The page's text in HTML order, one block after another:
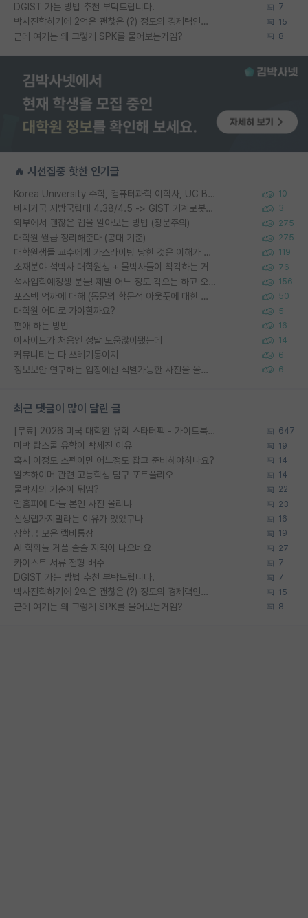
DGIST 가는 방법 추천 부탁드립니다. 7
박사진학하기에 2억은 괜찮은 (?) 정도의 경제력인가요 15
근데 여기는 왜 그렇게 SPK를 물어보는거임? 8
🔥 시선집중 핫한 인기글
Korea University 수학, 컴퓨터과학 이학사, UC Berkeley 산업공학 대학원 공학박사가 되는 것은 쉽지 않겠죠? 10
비지거국 지방국립대 4.38/4.5 -> GIST 기계로봇공학과 석사 3
외부에서 괜찮은 랩을 알아보는 방법 (장문주의) 275
대학원 월급 정리해준다 (공대 기준) 275
대학원생들 교수에게 가스라이팅 당한 것은 이해가 갑니다. 안타깝네요. 119
소재분야 석박사 대학원생 + 물박사들이 착각하는 거 76
석사입학예정생 분들! 제발 어느 정도 각오는 하고 오세요. 156
포스텍 억까에 대해 (동문의 학문적 아웃풋에 대한 반박) 50
대학원 어디로 가야할까요? 5
편애 하는 방법 16
이사이트가 처음엔 정말 도움많이됐는데 14
커뮤니티는 다 쓰레기통이지 6
정보보안 연구하는 입장에선 식별가능한 사진을 올리는건 비추이긴함 6
최근 댓글이 많이 달린 글
[무료] 2026 미국 대학원 유학 스타터팩 - 가이드북 & 합격자 컨택메일 템플릿 647
미박 탑스쿨 유학이 빡세진 이유 19
혹시 이정도 스펙이면 어느정도 잡고 준비해야하나요? 14
알츠하이머 관련 고등학생 탐구 포트폴리오 14
물박사의 기준이 뭐임? 22
랩홈피에 다들 본인 사진 올리냐 23
신생랩가지말라는 이유가 있었구나 16
장학금 모은 랩비통장 19
AI 학회들 거품 슬슬 지적이 나오네요 27
카이스트 서류 전형 배수 7
DGIST 가는 방법 추천 부탁드립니다. 7
박사진학하기에 2억은 괜찮은 (?) 정도의 경제력인가요 15
근데 여기는 왜 그렇게 SPK를 물어보는거임? 8